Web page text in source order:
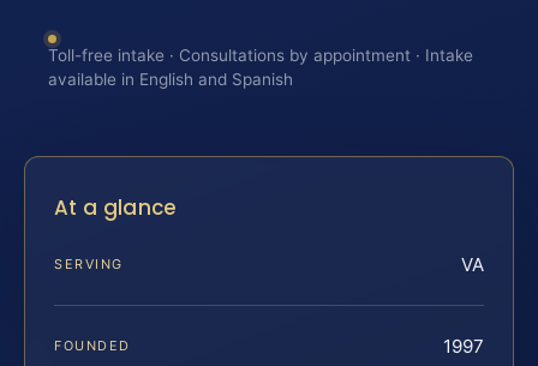
Toll-free intake · Consultations by appointment · Intake
available in English and Spanish
At a glance
SERVING VA
FOUNDED 1997